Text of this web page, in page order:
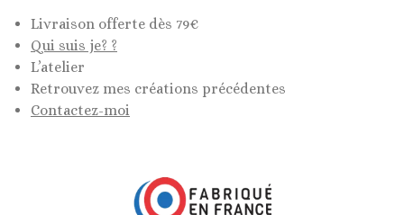
Livraison offerte dès 79€
Qui suis je? ?
L’atelier
Retrouvez mes créations précédentes
Contactez-moi